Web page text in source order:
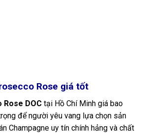
Rose giá tốt
DOC tại Hồ Chí Minh giá bao
để người yêu vang lựa chọn sản
Champagne uy tín chính hảng và chất